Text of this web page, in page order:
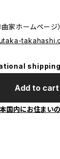
曲家ホームページ
Add to cart
国内にお住まい